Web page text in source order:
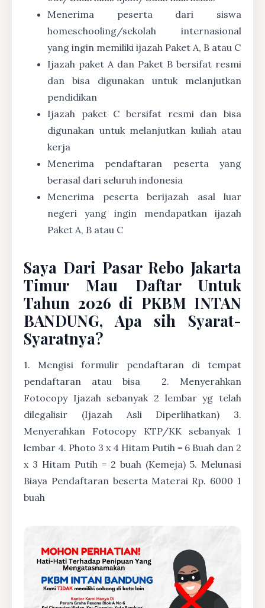
Menerima peserta dari siswa
homeschooling/sekolah internasional
yang ingin memiliki ijazah Paket A, B atau C
Ijazah paket A dan Paket B bersifat resmi
dan bisa digunakan untuk melanjutkan
pendidikan
Ijazah paket C bersifat resmi dan bisa
digunakan untuk melanjutkan kuliah atau
kerja
Menerima pendaftaran peserta yang
berasal dari seluruh indonesia
Menerima peserta berijazah asal luar
negeri yang ingin mendapatkan ijazah
Paket A, B atau C
Saya Dari Pasar Rebo Jakarta
Timur Mau Daftar Untuk
Tahun 2026 di PKBM INTAN
BANDUNG, Apa sih Syarat-
Syaratnya?
1. Mengisi formulir pendaftaran di tempat
pendaftaran atau bisa
2. Menyerahkan
Fotocopy Ijazah sebanyak 2 lembar yg telah
dilegalisir (Ijazah Asli Diperlihatkan) 3.
Menyerahkan Fotocopy KTP/KK sebanyak 1
lembar 4. Photo 3 x 4 Hitam Putih = 6 Buah dan 2
x 3 Hitam Putih = 2 buah (Kemeja) 5. Melunasi
Biaya Pendaftaran beserta Materai Rp. 6000 1
buah